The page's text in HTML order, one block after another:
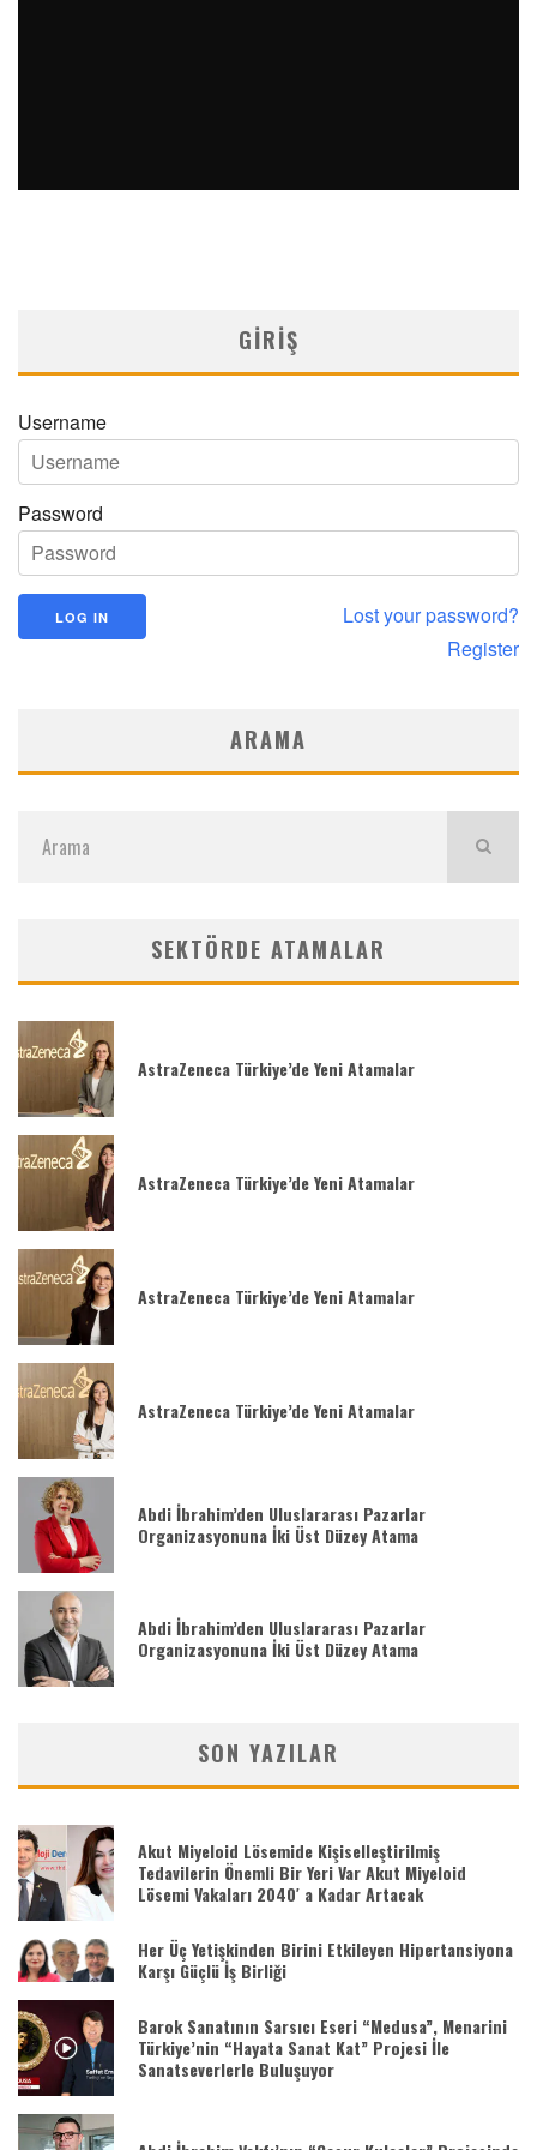
GIRIŞ
Username
Password
Lost your password?
Register
ARAMA
SEKTÖRDE ATAMALAR
AstraZeneca Türkiye’de Yeni Atamalar
AstraZeneca Türkiye’de Yeni Atamalar
AstraZeneca Türkiye’de Yeni Atamalar
AstraZeneca Türkiye’de Yeni Atamalar
Abdi İbrahim’den Uluslararası Pazarlar
Organizasyonuna İki Üst Düzey Atama
Abdi İbrahim’den Uluslararası Pazarlar
Organizasyonuna İki Üst Düzey Atama
SON YAZILAR
Akut Miyeloid Lösemide Kişiselleştirilmiş
Tedavilerin Önemli Bir Yeri Var Akut Miyeloid
Lösemi Vakaları 2040′ a Kadar Artacak
Her Üç Yetişkinden Birini Etkileyen Hipertansiyona
Karşı Güçlü İş Birliği
Barok Sanatının Sarsıcı Eseri “Medusa”, Menarini
Türkiye’nin “Hayata Sanat Kat” Projesi İle
Sanatseverlerle Buluşuyor